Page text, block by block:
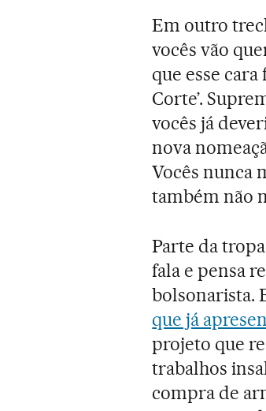
Em outro
vocês vão
que esse
Corte’.
vocês já
nova
Vocês nunca
também não
Parte da
fala e pensa
bolsonarista.
que já
projeto que
trabalhos
compra de